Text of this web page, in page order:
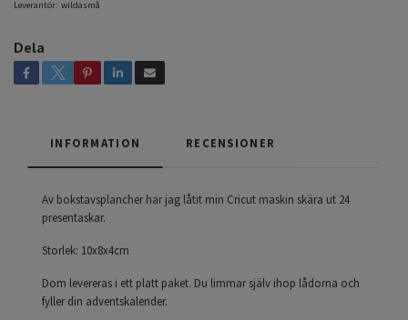
Leverantör: wildasmå
Dela
INFORMATION RECENSIONER
Av bokstavsplancher har jag låtit min Cricut maskin skära ut 24
presentaskar.
Storlek: 10x8x4cm
Dom levereras i ett platt paket. Du limmar själv ihop lådorna och
fyller din adventskalender.